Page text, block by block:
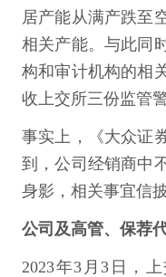
居产能从满产跌至
相关产能。与此同
构和审计机构的相
收上交所三份监管警
事实上，《大众证
到，公司经销商中
身影，相关事宜信
公司及高管、保荐
2023年3月3日，